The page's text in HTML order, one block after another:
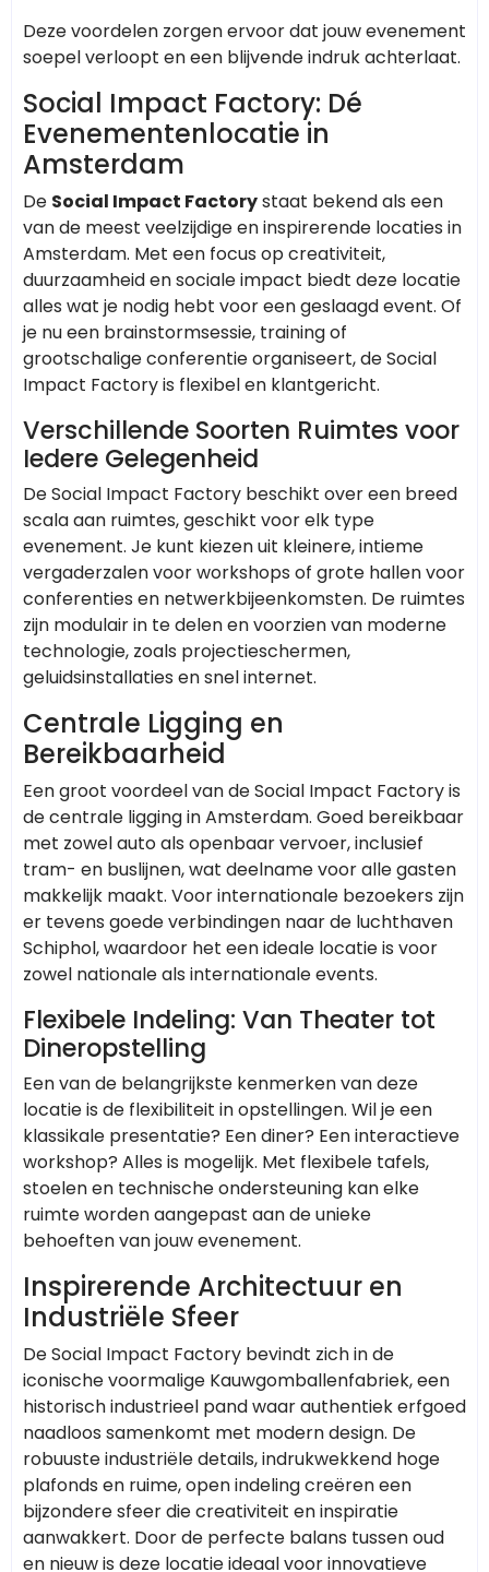
Deze voordelen zorgen ervoor dat jouw evenement
soepel verloopt en een blijvende indruk achterlaat.
Social Impact Factory: Dé
Evenementenlocatie in
Amsterdam
De Social Impact Factorystaat bekend als een
van de meest veelzijdige en inspirerende locaties in
Amsterdam. Met een focus op creativiteit,
duurzaamheid en sociale impact biedt deze locatie
alles wat je nodig hebt voor een geslaagd event. Of
je nu een brainstormsessie, training of
grootschalige conferentie organiseert, de Social
Impact Factory is flexibel en klantgericht.
Verschillende Soorten Ruimtes voor
Iedere Gelegenheid
De Social Impact Factory beschikt over een breed
scala aan ruimtes, geschikt voor elk type
evenement. Je kunt kiezen uit kleinere, intieme
vergaderzalen voor workshops of grote hallen voor
conferenties en netwerkbijeenkomsten. De ruimtes
zijn modulair in te delen en voorzien van moderne
technologie, zoals projectieschermen,
geluidsinstallaties en snel internet.
Centrale Ligging en
Bereikbaarheid
Een groot voordeel van de Social Impact Factory is
de centrale ligging in Amsterdam. Goed bereikbaar
met zowel auto als openbaar vervoer, inclusief
tram- en buslijnen, wat deelname voor alle gasten
makkelijk maakt. Voor internationale bezoekers zijn
er tevens goede verbindingen naar de luchthaven
Schiphol, waardoor het een ideale locatie is voor
zowel nationale als internationale events.
Flexibele Indeling: Van Theater tot
Dineropstelling
Een van de belangrijkste kenmerken van deze
locatie is de flexibiliteit in opstellingen. Wil je een
klassikale presentatie? Een diner? Een interactieve
workshop? Alles is mogelijk. Met flexibele tafels,
stoelen en technische ondersteuning kan elke
ruimte worden aangepast aan de unieke
behoeften van jouw evenement.
Inspirerende Architectuur en
Industriële Sfeer
De Social Impact Factory bevindt zich in de
iconische voormalige Kauwgomballenfabriek, een
historisch industrieel pand waar authentiek erfgoed
naadloos samenkomt met modern design. De
robuuste industriële details, indrukwekkend hoge
plafonds en ruime, open indeling creëren een
bijzondere sfeer die creativiteit en inspiratie
aanwakkert. Door de perfecte balans tussen oud
en nieuw is deze locatie ideaal voor innovatieve